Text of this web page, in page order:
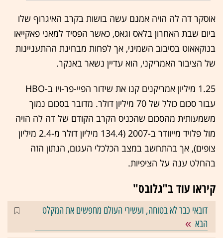
אוסקר דה לה הויה אמנם עשה בושות בקרב האיגרוף שלו
ביום שבת האחרון בלאס וגאס, כאשר הפסיד למאני פאקייאו
בנוקאאוט בסיבוב השמיני, אך לפחות מבחינת ההתעניינות
של הציבור האמריקני, הוא עדיין נשאר באנקר.
1.25 מיליון אמריקנים קנו את שידור הפיי-פר-ויו ב-HBO
עבור סכום כולל של 70 מיליון דולר. מדובר בסכום נמוך
משמעותית מהסכום שהכניס הקרב הקודם של דה לה הויה
מול פלויד מייוודר ב-2007 (134.4 מיליון דולר מ-2.4 מיליון
צופים), אך בהתחשב במצב הכלכלי העגום, הנתון הזה
בהחלט ענה על הציפיות.
קיראו עוד ב"גלובס"
דובאי כבר לא בטוחה, ועשירי העולם מחפשים את המקלט
הבא